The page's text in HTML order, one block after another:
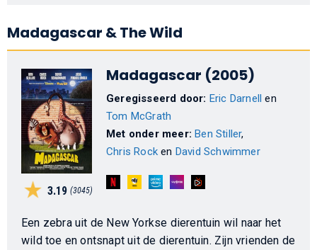
Madagascar & The Wild
3.19 (3045)
Madagascar (2005)
Geregisseerd door: Eric Darnell en
Tom McGrath
Met onder meer:Ben Stiller,
Chris Rock en David Schwimmer
Een zebra uit de New Yorkse dierentuin wil naar het
wild toe en ontsnapt uit de dierentuin. Zijn vrienden de